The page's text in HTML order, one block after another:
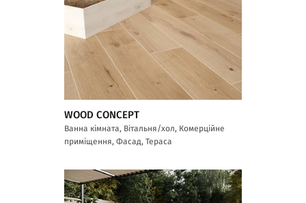
WOOD CONCEPT
Ванна кімната, Вітальня/хол, Комерційне
приміщення, Фасад, Тераса